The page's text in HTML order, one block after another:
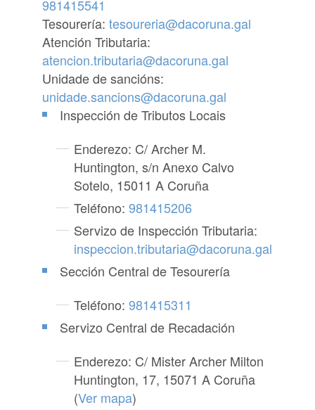
981415541
Tesourería: tesoureria@dacoruna.gal
Atención Tributaria:
atencion.tributaria@dacoruna.gal
Unidade de sancións:
unidade.sancions@dacoruna.gal
Inspección de Tributos Locais
Enderezo: C/ Archer M.
Huntington, s/n Anexo Calvo
Sotelo, 15011 A Coruña
Teléfono: 981415206
Servizo de Inspección Tributaria:
inspeccion.tributaria@dacoruna.gal
Sección Central de Tesourería
Teléfono: 981415311
Servizo Central de Recadación
Enderezo: C/ Mister Archer Milton
Huntington, 17, 15071 A Coruña
(Ver mapa)